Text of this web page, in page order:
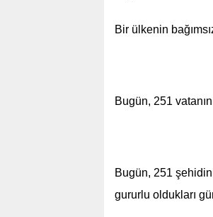
Bir ülkenin
Bugün, 251
Bugün, 251
gururlu oldukları